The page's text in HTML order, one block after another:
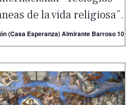
de la vida religiosa”.
(Casa Esperanza) Almirante Barroso 10